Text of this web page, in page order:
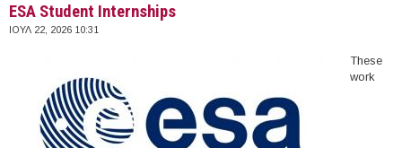
ESA Student Internships
ΙΟΥΛ 22, 2026 10:31
These
work